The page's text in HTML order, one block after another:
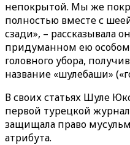
непокрытой. Мы же
полностью вместе с
сзади», – рассказывала
придуманном ею
головного убора,
название «шулебаши»
В своих статьях Шуле
первой турецкой
защищала право
атрибута.